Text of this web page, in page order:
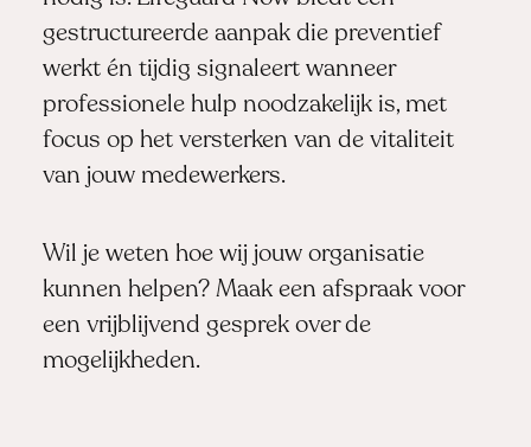
gestructureerde aanpak die preventief
werkt én tijdig signaleert wanneer
professionele hulp noodzakelijk is, met
focus op het versterken van de vitaliteit
van jouw medewerkers.
Wil je weten hoe wij jouw organisatie
kunnen helpen? Maak een afspraakvoor
een vrijblijvend gesprek over de
mogelijkheden.